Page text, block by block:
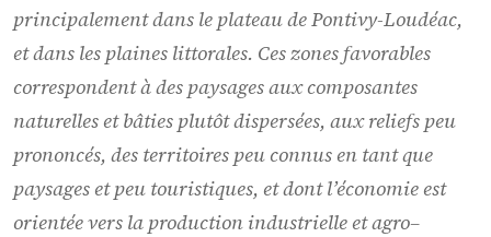
principalement dans le plateau de Pontivy-Loudéac,
et dans les plaines littorales. Ces zones favorables
correspondent à des paysages aux composantes
naturelles et bâties plutôt dispersées, aux reliefs peu
prononcés, des territoires peu connus en tant que
paysages et peu touristiques, et dont l’économie est
orientée vers la production industrielle et agro–